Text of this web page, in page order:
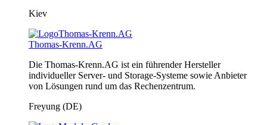
Kiev
Thomas-Krenn.AG
Die Thomas-Krenn.AG ist ein führender Hersteller
individueller Server- und Storage-Systeme sowie Anbieter
von Lösungen rund um das Rechenzentrum.
Freyung (DE)